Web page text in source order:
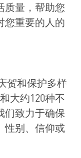
质量，帮助您
您重要的人的
贺和保护多样
大约120种不
们致力于确保
性别、信仰或